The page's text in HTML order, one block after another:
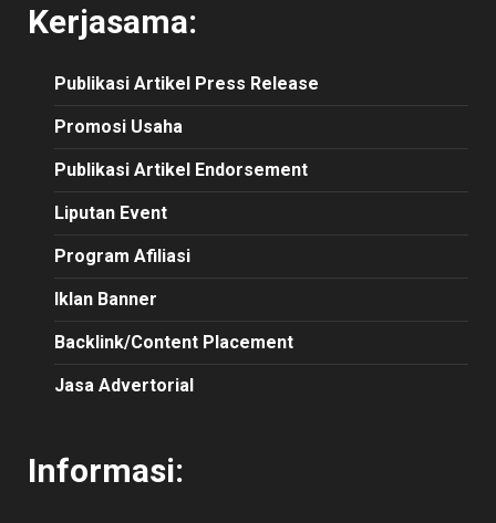
Kerjasama:
Publikasi Artikel Press Release
Promosi Usaha
Publikasi Artikel Endorsement
Liputan Event
Program Afiliasi
Iklan Banner
Backlink/Content Placement
Jasa Advertorial
Informasi: